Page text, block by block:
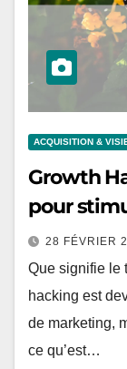
ACQUISITION &
Growth
pour
28 FÉVRIER
Que signifie le
hacking est
de marketing,
ce qu’est…